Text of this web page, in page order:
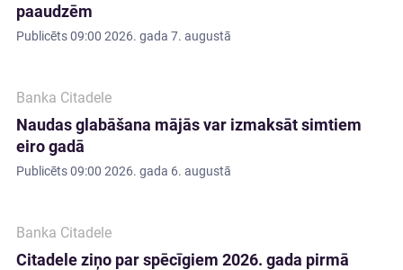
paaudzēm
Publicēts09:00 2026. gada 7. augustā
Banka Citadele
Naudas glabāšana mājās var izmaksāt simtiem
eiro gadā
Publicēts09:00 2026. gada 6. augustā
Banka Citadele
Citadele ziņo par spēcīgiem 2026. gada pirmā